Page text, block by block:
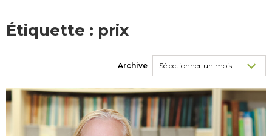
Étiquette : prix
Archive